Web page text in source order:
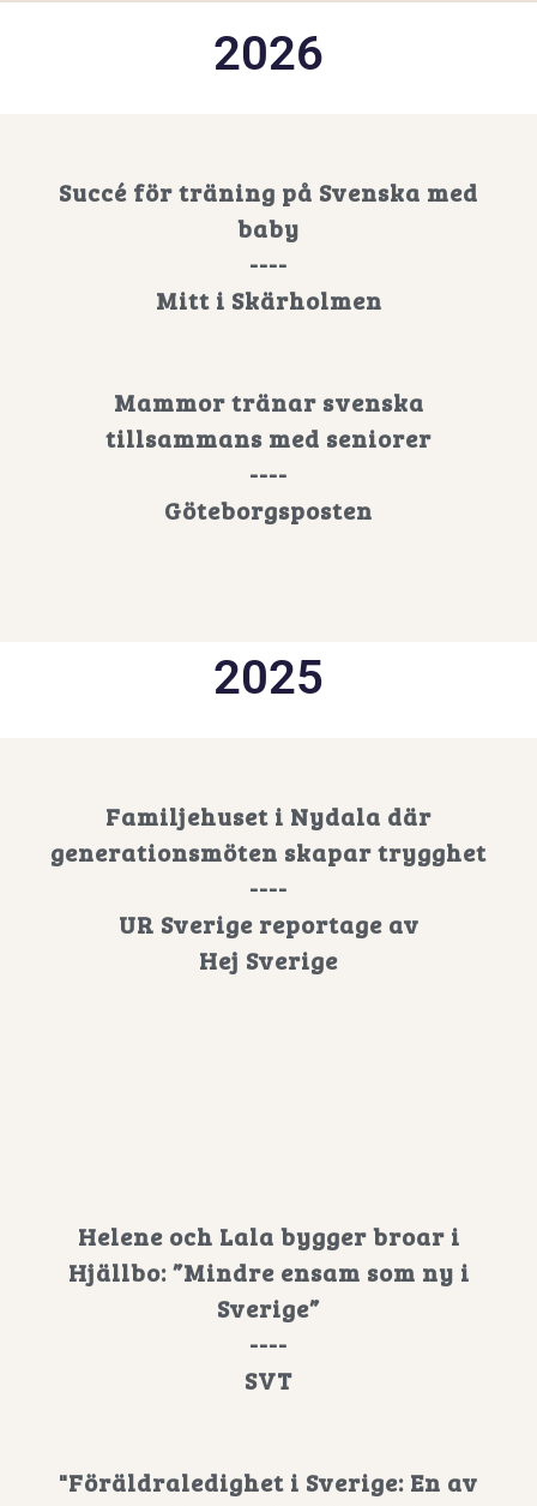
2026
Succé för träning på Svenska med
baby
----
Mitt i Skärholmen
Mammor tränar svenska
tillsammans med seniorer
----
Göteborgsposten
2025
Familjehuset i Nydala där
generationsmöten skapar trygghet
----
UR Sverige reportage av
Hej Sverige
Helene och Lala bygger broar i
Hjällbo: ”Mindre ensam som ny i
Sverige”
----
SVT
"Föräldraledighet i Sverige: En av